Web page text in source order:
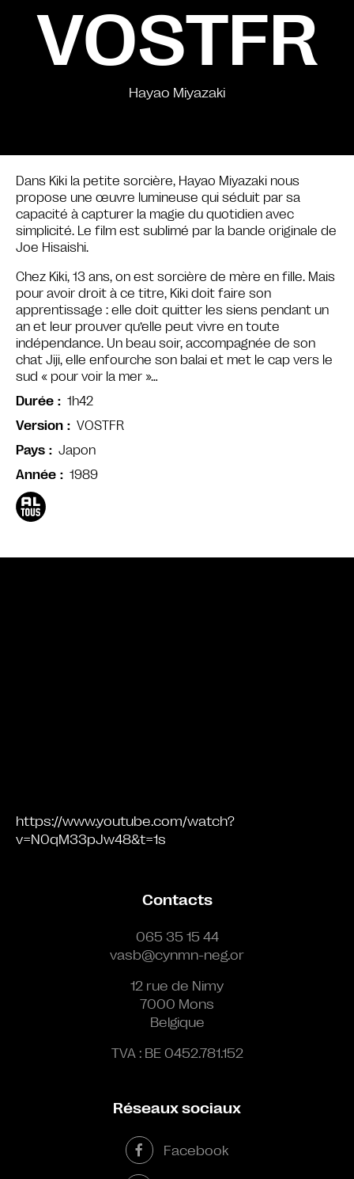
VOSTFR
Hayao Miyazaki
Dans Kiki la petite sorcière, Hayao Miyazaki nous
propose une œuvre lumineuse qui séduit par sa
capacité à capturer la magie du quotidien avec
simplicité. Le film est sublimé par la bande originale de
Joe Hisaishi.
Chez Kiki, 13 ans, on est sorcière de mère en fille. Mais
pour avoir droit à ce titre, Kiki doit faire son
apprentissage : elle doit quitter les siens pendant un
an et leur prouver qu’elle peut vivre en toute
indépendance. Un beau soir, accompagnée de son
chat Jiji, elle enfourche son balai et met le cap vers le
sud « pour voir la mer »…
Durée
1h42
Version
VOSTFR
Pays
Japon
Année
1989
https://www.youtube.com/watch?
v=N0qM33pJw48&t=1s
Contacts
065 35 15 44
vasb@cynmn-neg.or
12 rue de Nimy
7000 Mons
Belgique
TVA : BE 0452.781.152
Réseaux sociaux
Facebook